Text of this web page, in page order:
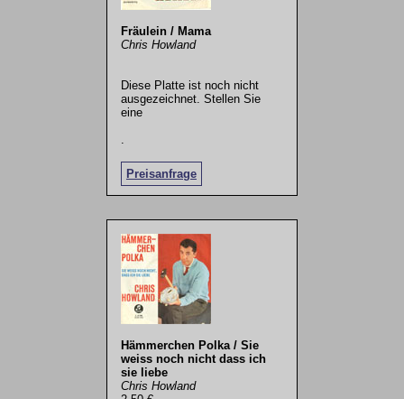
Fräulein / Mama
Chris Howland
Diese Platte ist noch nicht
ausgezeichnet. Stellen Sie
eine
Preisanfrage
Hämmerchen Polka / Sie
weiss noch nicht dass ich
sie liebe
Chris Howland